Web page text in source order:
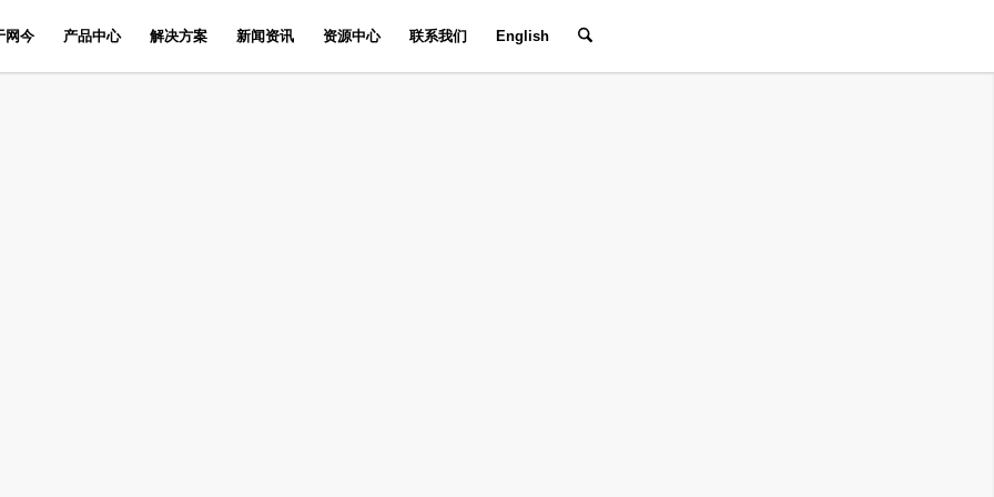
网今 产品中心 解决方案 新闻资讯 资源中心 联系我们 English